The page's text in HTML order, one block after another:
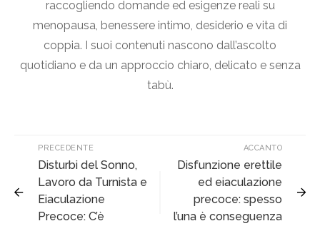
raccogliendo domande ed esigenze reali su
menopausa, benessere intimo, desiderio e vita di
coppia. I suoi contenuti nascono dall’ascolto
quotidiano e da un approccio chiaro, delicato e senza
tabù.
PRECEDENTE
Disturbi del Sonno,
Lavoro da Turnista e
Eiaculazione
Precoce: C’è
ACCANTO
Disfunzione erettile
ed eiaculazione
precoce: spesso
l’una è conseguenza